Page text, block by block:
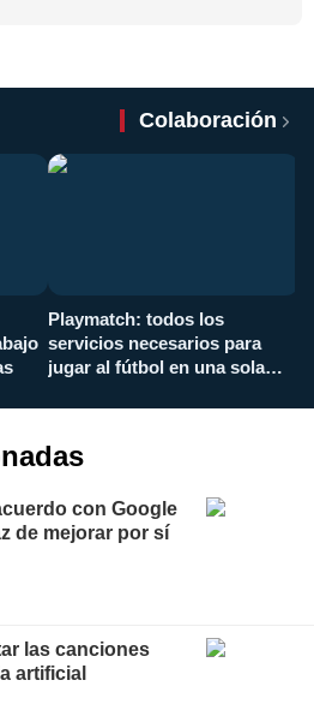
Colaboración
Playmatch: todos los
servicios necesarios para
jugar al fútbol en una sola
con Google
de mejorar por sí
las canciones
artificial